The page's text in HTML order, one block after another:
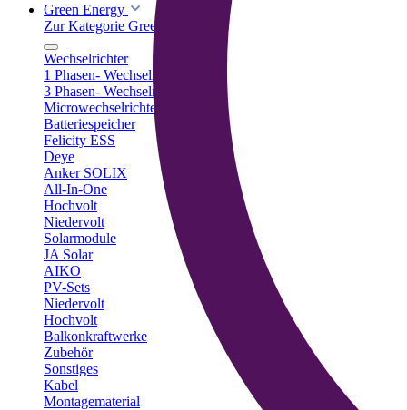
Green Energy
Zur Kategorie Green Energy
Wechselrichter
1 Phasen- Wechselrichter
3 Phasen- Wechselrichter
Microwechselrichter
Batteriespeicher
Felicity ESS
Deye
Anker SOLIX
All-In-One
Hochvolt
Niedervolt
Solarmodule
JA Solar
AIKO
PV-Sets
Niedervolt
Hochvolt
Balkonkraftwerke
Zubehör
Sonstiges
Kabel
Montagematerial